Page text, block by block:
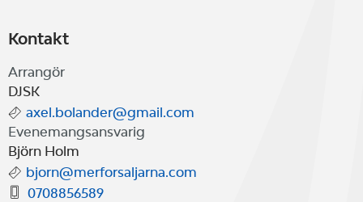
Kontakt
Arrangör
DJSK
axel.bolander@gmail.com
Evenemangsansvarig
Björn Holm
bjorn@merforsaljarna.com
0708856589